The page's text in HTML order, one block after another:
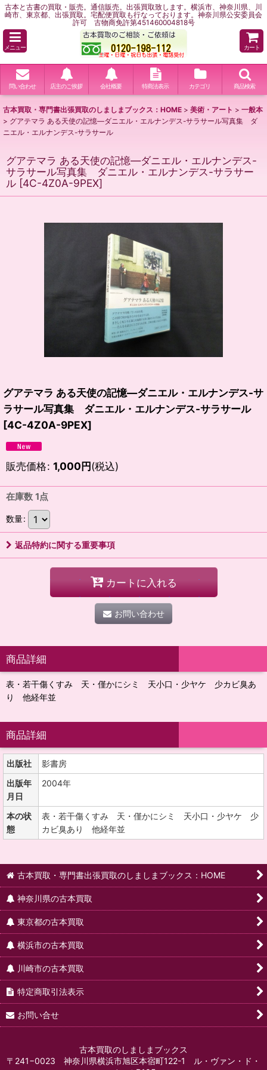
古本と古書の買取・販売。通信販売。出張買取致します。横浜市、神奈川県、川
崎市、東京都、出張買取。宅配便買取も行なっております。神奈川県公安委員会
許可 古物商免許第451460004818号
メニュー カート
問い合わせ 店主のご挨拶 会社概要 特商法表示 カテゴリ 商品検索
古本買取・専門書出張買取のしましまブックス：HOME > 美術・アート > 一般本
> グアテマラ ある天使の記憶―ダニエル・エルナンデス-サラサール写真集 ダ
ニエル・エルナンデス-サラサール
グアテマラ ある天使の記憶―ダニエル・エルナンデス-
サラサール写真集 ダニエル・エルナンデス-サラサー
ル [4C-4Z0A-9PEX]
グアテマラ ある天使の記憶―ダニエル・エルナンデス-サ
ラサール写真集 ダニエル・エルナンデス-サラサール
[4C-4Z0A-9PEX]
販売価格: 1,000円(税込)
在庫数 1点
数量:
返品特約に関する重要事項
カートに入れる
お問い合わせ
商品詳細
表・若干傷くすみ 天・僅かにシミ 天小口・少ヤケ 少カビ臭あ
り 他経年並
商品詳細
出版社
影書房
出版年
月日
2004年
本の状
態
表・若干傷くすみ 天・僅かにシミ 天小口・少ヤケ 少
カビ臭あり 他経年並
古本買取・専門書出張買取のしましまブックス：HOME
神奈川県の古本買取
東京都の古本買取
横浜市の古本買取
川崎市の古本買取
特定商取引法表示
お問い合せ
古本買取のしましまブックス
〒241−0023 神奈川県横浜市旭区本宿町122-1 ル・ヴァン・ド・